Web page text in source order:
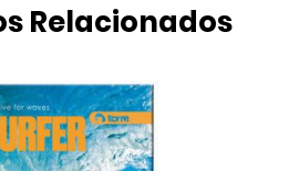
Relacionados